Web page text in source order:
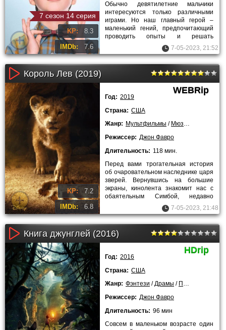
7 сезон 14 серия
KP: 8.3
IMDb: 7.6
Обычно девятилетние мальчики
интересуются только различными
играми. Но наш главный герой –
маленький гений, предпочитающий
проводить опыты и решать
всевозможные уравнения.
Удивительно?
7-05-2023, 21:52
Король Лев (2019)
KP: 7.2
IMDb: 6.8
WEBRip
Год: 2019
Страна: США
Жанр: Мультфильмы / Мюзиклы
Режиссер: Джон Фавро
Длительность: 118 мин.
Перед вами трогательная история
об очаровательном наследнике царя
зверей. Вернувшись на большие
экраны, кинолента знакомит нас с
обаятельным Симбой, недавно
появившимся на свет. Родившись в
7-05-2023, 21:48
Книга джунглей (2016)
HDrip
Год: 2016
Страна: США
Жанр: Фэнтези /Драмы / Приключения
Режиссер: Джон Фавро
Длительность: 96 мин
Совсем в маленьком возрасте один